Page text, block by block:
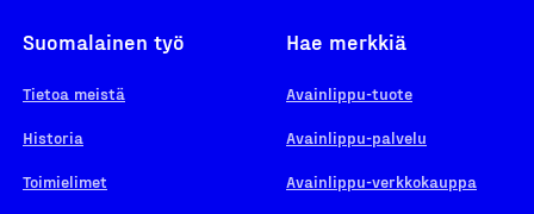
Suomalainen työ
Tietoa meistä
Historia
Toimielimet
Hae merkkiä
Avainlippu-tuote
Avainlippu-palvelu
Avainlippu-verkkokauppa